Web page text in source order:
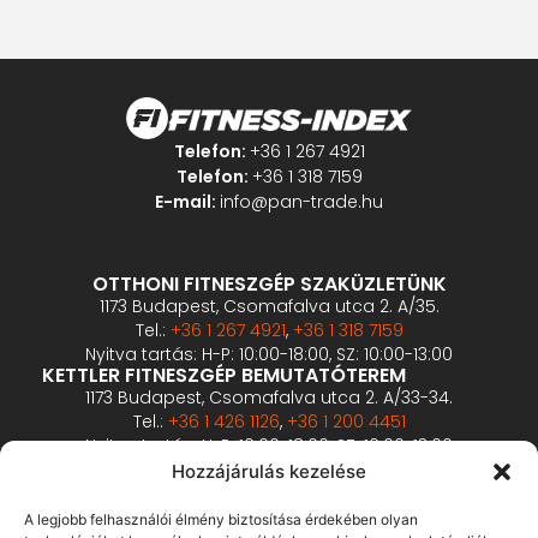
Hozzájárulás kezelése
A legjobb felhasználói élmény biztosítása érdekében olyan
Telefon: +36 1 267 4921
Telefon: +36 1 318 7159
E-mail: info@pan-trade.hu
OTTHONI FITNESZGÉP SZAKÜZLETÜNK
1173 Budapest, Csomafalva utca 2. A/35.
Tel.: +36 1 267 4921, +36 1 318 7159
Nyitva tartás: H-P: 10:00-18:00, SZ: 10:00-13:00
KETTLER FITNESZGÉP BEMUTATÓTEREM
1173 Budapest, Csomafalva utca 2. A/33-34.
Tel.: +36 1 426 1126, +36 1 200 4451
Nyitva tartás: H-P: 10:00-18:00, SZ: 10:00-13:00
PROFESSZIONÁLIS FITNESZGÉP BEMUTATÓTEREM
2360 Gyál, Vállalkozó u. 12.
Tel.: +36 1 900 0657